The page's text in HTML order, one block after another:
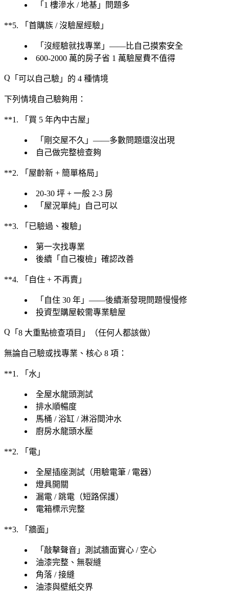
「1 樓滲水 / 地基」問題多
**5. 「首購族 / 沒驗屋經驗」
「沒經驗就找專業」——比自己摸索安全
600-2000 萬的房子省 1 萬驗屋費不值得
「可以自己驗」的 4 種情境
下列情境自己驗夠用 ：
**1. 「買 5 年內中古屋」
「剛交屋不久」——多數問題還沒出現
自己做完整檢查夠
**2. 「屋齡新 + 簡單格局」
20-30 坪 + 一般 2-3 房
「屋況單純」自己可以
**3. 「已驗過、複驗」
第一次找專業
後續「自己複檢」確認改善
**4. 「自住 + 不再賣」
「自住 30 年」——後續漸發現問題慢慢修
投資型購屋較需專業驗屋
「8 大重點檢查項目」（任何人都該做）
無論自己驗或找專業、 核心 8 項 ：
**1. 「水」
全屋水龍頭測試
排水順暢度
馬桶 / 浴缸 / 淋浴間沖水
廚房水龍頭水壓
**2. 「電」
全屋插座測試（用驗電筆 / 電器）
燈具開關
漏電 / 跳電（短路保護）
電箱標示完整
**3. 「牆面」
「敲擊聲音」測試牆面實心 / 空心
油漆完整、無裂縫
角落 / 接縫
油漆與壁紙交界